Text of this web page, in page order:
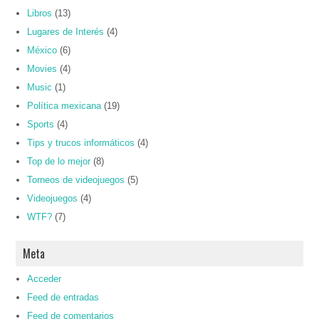
Libros (13)
Lugares de Interés (4)
México (6)
Movies (4)
Music (1)
Política mexicana (19)
Sports (4)
Tips y trucos informáticos (4)
Top de lo mejor (8)
Torneos de videojuegos (5)
Videojuegos (4)
WTF? (7)
Meta
Acceder
Feed de entradas
Feed de comentarios